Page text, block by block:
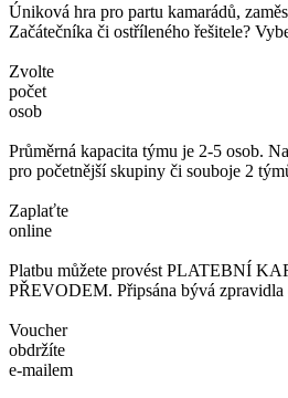
Úniková hra pro partu kamarádů,
Začátečníka či ostříleného řešitele?
Zvolte
počet
osob
Průměrná kapacita týmu je 2-5 osob.
pro početnější skupiny či souboje 2
Zaplaťte
online
Platbu můžete provést PLATEBNÍ
PŘEVODEM. Připsána bývá zpravidla
Voucher
obdržíte
e-mailem